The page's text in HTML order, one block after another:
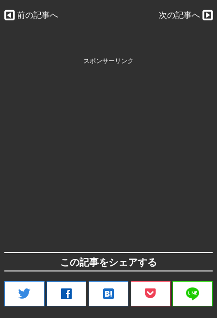
前の記事へ 次の記事へ
スポンサーリンク
この記事をシェアする
twitter facebook hatenabookmark line